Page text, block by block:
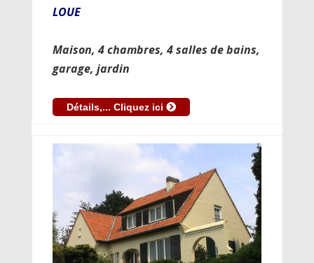
LOUE
Maison, 4 chambres, 4 salles de bains,
garage, jardin
Détails,... Cliquez ici